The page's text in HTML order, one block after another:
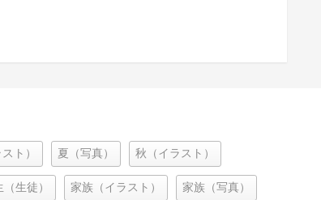
ト） 夏（写真） 秋（イラスト）
（生徒） 家族（イラスト） 家族（写真）